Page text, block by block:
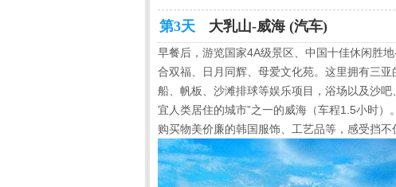
第3天 大乳山-威海 (汽车)
早餐后，游览国家4A级景区、中国十佳休闲胜地
合双福、日月同辉、母爱文化苑。这里拥有三
船、帆板、沙滩排球等娱乐项目，浴场以及沙
宜人类居住的城市”之一的威海（车程1.5小时）
购买物美价廉的韩国服饰、工艺品等，感受挡不